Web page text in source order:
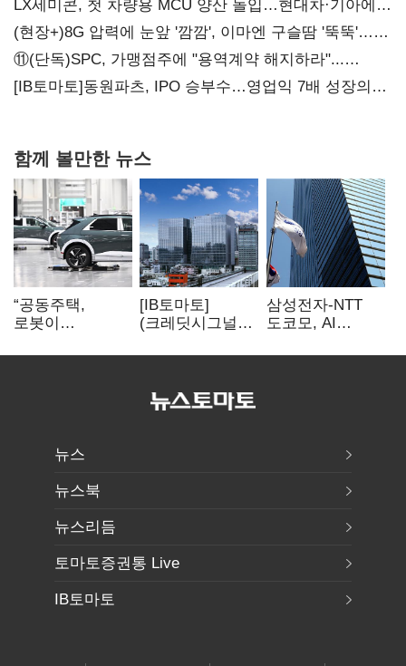
LX세미콘, 첫 차량용 MCU 양산 돌입…현대차·기아에
공급
(현장+)8G 압력에 눈앞 '깜깜', 이마엔 구슬땀 '뚝뚝'…
화려한 에어쇼 뒤 땀방울
⑪(단독)SPC, 가맹점주에 "용역계약 해지하라"...
내팽개친 '사회적합의'
[IB토마토]동원파츠, IPO 승부수…영업익 7배 성장의
함께 볼만한 뉴스
“공동주택,
로봇이
현대차그룹의
[IB토마토]
(크레딧시그널)
반등에도
순차입금 2조
삼성전자-NTT
도코모, AI
최적화 기술 검증
뉴스
뉴스북
뉴스리듬
토마토증권통 Live
IB토마토